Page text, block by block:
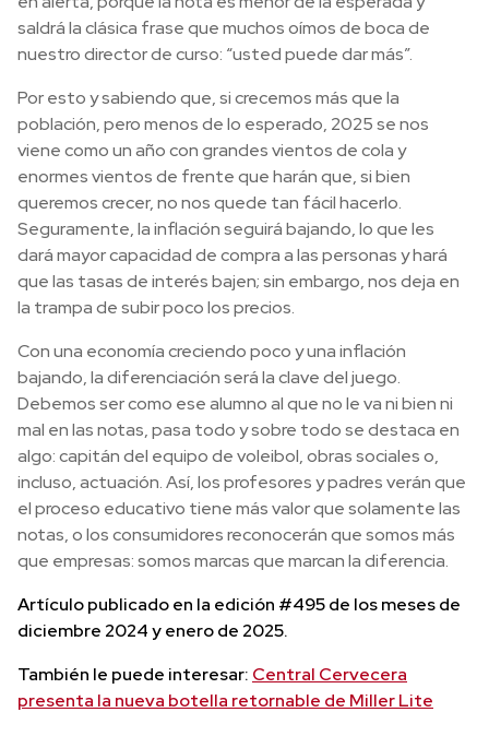
saldrá la clásica frase que muchos oímos de boca de
nuestro director de curso: “usted puede dar más”.
Por esto y sabiendo que, si crecemos más que la
población, pero menos de lo esperado, 2025 se nos
viene como un año con grandes vientos de cola y
enormes vientos de frente que harán que, si bien
queremos crecer, no nos quede tan fácil hacerlo.
Seguramente, la inflación seguirá bajando, lo que les
dará mayor capacidad de compra a las personas y hará
que las tasas de interés bajen; sin embargo, nos deja en
la trampa de subir poco los precios.
Con una economía creciendo poco y una inflación
bajando, la diferenciación será la clave del juego.
Debemos ser como ese alumno al que no le va ni bien ni
mal en las notas, pasa todo y sobre todo se destaca en
algo: capitán del equipo de voleibol, obras sociales o,
incluso, actuación. Así, los profesores y padres verán que
el proceso educativo tiene más valor que solamente las
notas, o los consumidores reconocerán que somos más
que empresas: somos marcas que marcan la diferencia.
Artículo publicado en la edición #495 de los meses de
diciembre 2024 y enero de 2025.
También le puede interesar: Central Cervecera
presenta la nueva botella retornable de Miller Lite